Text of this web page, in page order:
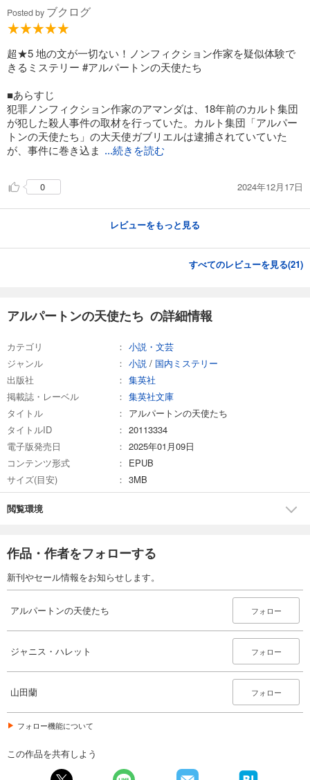
Posted by ブクログ
超★5 地の文が一切ない！ノンフィクション作家を疑似体験で
きるミステリー #アルパートンの天使たち
■あらすじ
犯罪ノンフィクション作家のアマンダは、18年前のカルト集団
が犯した殺人事件の取材を行っていた。カルト集団「アルパー
トンの天使たち」の大天使ガブリエルは逮捕されていていた
が、事件に巻き込ま
...続きを読む
0 2024年12月17日
レビューをもっと見る
すべてのレビューを見る(21)
アルパートンの天使たち の詳細情報
カテゴリ
小説・文芸
ジャンル
小説 / 国内ミステリー
出版社
集英社
掲載誌・レーベル
集英社文庫
タイトル
アルパートンの天使たち
タイトルID
20113334
電子版発売日
2025年01月09日
コンテンツ形式
EPUB
サイズ(目安)
3MB
閲覧環境
作品・作者をフォローする
新刊やセール情報をお知らせします。
アルパートンの天使たち フォロー
ジャニス・ハレット フォロー
山田蘭 フォロー
フォロー機能について
この作品を共有しよう